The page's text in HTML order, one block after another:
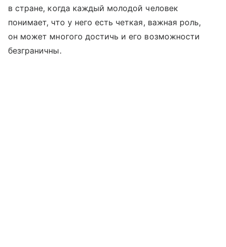
в стране, когда каждый молодой человек
понимает, что у него есть четкая, важная роль,
он может многого достичь и его возможности
безграничны.